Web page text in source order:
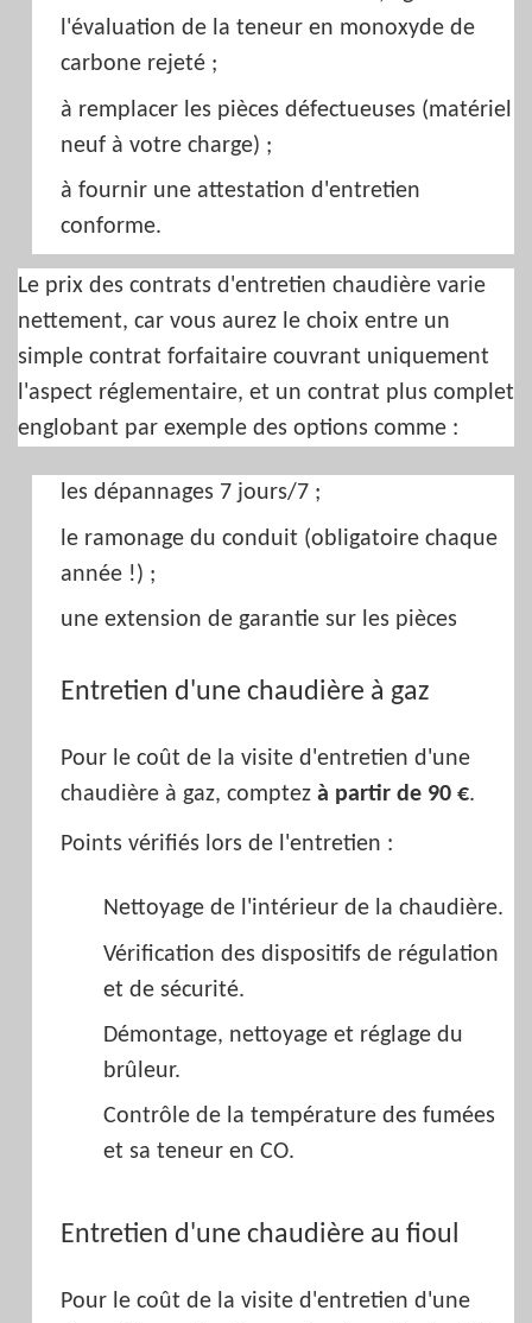
l'évaluation de la teneur en monoxyde de
carbone rejeté ;
à remplacer les pièces défectueuses (matériel
neuf à votre charge) ;
à fournir une attestation d'entretien
conforme.
Le prix des contrats d'entretien chaudière varie
nettement, car vous aurez le choix entre un
simple contrat forfaitaire couvrant uniquement
l'aspect réglementaire, et un contrat plus complet
englobant par exemple des options comme :
les dépannages 7 jours/7 ;
le ramonage du conduit (obligatoire chaque
année !) ;
une extension de garantie sur les pièces
Entretien d'une chaudière à gaz
Pour le coût de la visite d'entretien d'une
chaudière à gaz, comptez à partir de 90 €.
Points vérifiés lors de l'entretien :
Nettoyage de l'intérieur de la chaudière.
Vérification des dispositifs de régulation
et de sécurité.
Démontage, nettoyage et réglage du
brûleur.
Contrôle de la température des fumées
et sa teneur en CO.
Entretien d'une chaudière au fioul
Pour le coût de la visite d'entretien d'une